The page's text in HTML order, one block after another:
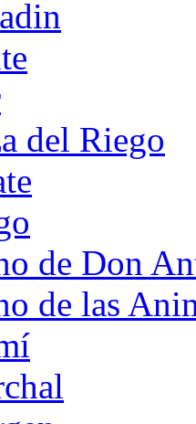
del Riego
de Don
de las